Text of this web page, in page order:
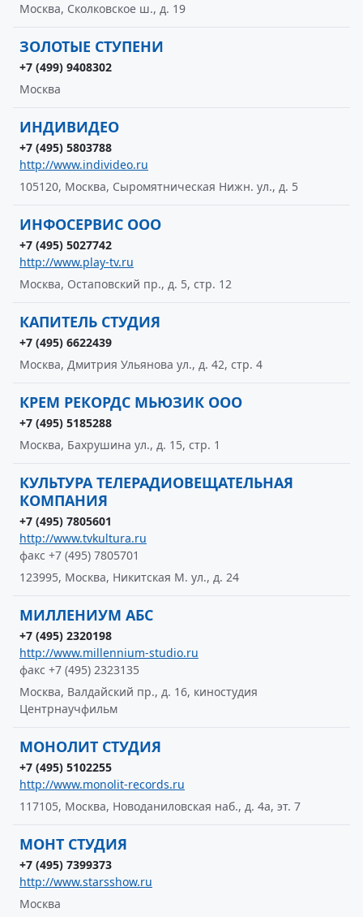
Москва, Сколковское ш., д. 19
ЗОЛОТЫЕ СТУПЕНИ
+7 (499) 9408302
Москва
ИНДИВИДЕО
+7 (495) 5803788
http://www.individeo.ru
105120, Москва, Сыромятническая Нижн. ул., д. 5
ИНФОСЕРВИС ООО
+7 (495) 5027742
http://www.play-tv.ru
Москва, Остаповский пр., д. 5, стр. 12
КАПИТЕЛЬ СТУДИЯ
+7 (495) 6622439
Москва, Дмитрия Ульянова ул., д. 42, стр. 4
КРЕМ РЕКОРДС МЬЮЗИК ООО
+7 (495) 5185288
Москва, Бахрушина ул., д. 15, стр. 1
КУЛЬТУРА ТЕЛЕРАДИОВЕЩАТЕЛЬНАЯ
КОМПАНИЯ
+7 (495) 7805601
http://www.tvkultura.ru
факс +7 (495) 7805701
123995, Москва, Никитская М. ул., д. 24
МИЛЛЕНИУМ АБС
+7 (495) 2320198
http://www.millennium-studio.ru
факс +7 (495) 2323135
Москва, Валдайский пр., д. 16, киностудия
Центрнаучфильм
МОНОЛИТ СТУДИЯ
+7 (495) 5102255
http://www.monolit-records.ru
117105, Москва, Новоданиловская наб., д. 4а, эт. 7
МОНТ СТУДИЯ
+7 (495) 7399373
http://www.starsshow.ru
Москва